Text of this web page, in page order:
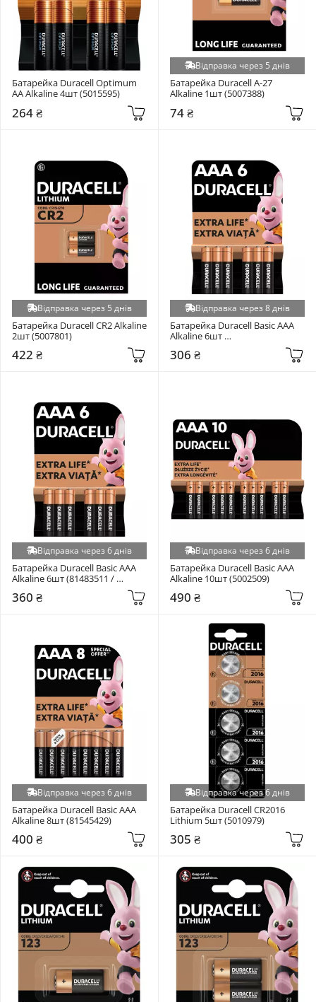
Батарейка Duracell Optimum
AA Alkaline 4шт (5015595)
264 ₴
Відправка через 5 днів
Батарейка Duracell A-27
Alkaline 1шт (5007388)
74 ₴
Відправка через 5 днів
Батарейка Duracell CR2 Alkaline
2шт (5007801)
422 ₴
Відправка через 8 днів
Батарейка Duracell Basic AAA
Alkaline 6шт
306 ₴
Відправка через 6 днів
Батарейка Duracell Basic AAA
Alkaline 6шт (81483511 /
360 ₴
Відправка через 6 днів
Батарейка Duracell Basic AAA
Alkaline 10шт (5002509)
490 ₴
Відправка через 6 днів
Батарейка Duracell Basic AAA
Alkaline 8шт (81545429)
400 ₴
Відправка через 6 днів
Батарейка Duracell CR2016
Lithium 5шт (5010979)
305 ₴